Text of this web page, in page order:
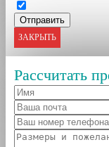
ЗАКРЫТЬ
Рассчитать